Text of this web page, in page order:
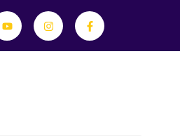
d’outils
YoutubeInstagramFacebook-
f